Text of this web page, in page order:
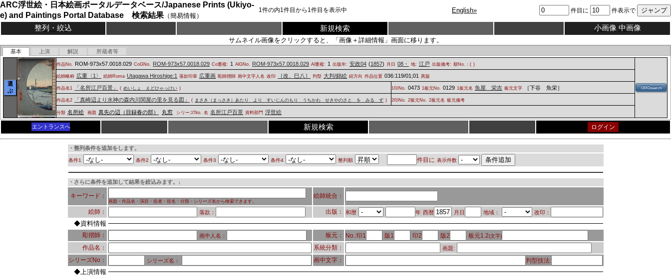
ARC浮世絵・日本絵画ポータルデータベース/Japanese Prints (Ukiyo-
e) and Paintings Portal Database 検索結果（簡易情報）
1件の内1件目から 1件目を表示中 English» 件目に 件表示で
整列・絞込 新規検索 小画像 中画像
サムネイル画像をクリックすると、「画像＋詳細情報」画面に移ります。
基本 上演 解説 所蔵者等
選
ぶ
作品No. ROM-973x57.0018.029 CoGNo. ROM-973x57.0018.029 Co重複: 1 AlGNo. ROM-973x57.0018.029 Al重複: 1 出版年: 安政04 (1857) 月日 08・ 地: 江戸 出版備考: 順No.：( )
ORGsearch
絵師略称 広重〈1〉 絵師Roma Utagawa Hiroshige:1 落款印章 広重画 彫師摺師 画中文字人名 改印 ［改、巳八］ 判型 大判/錦絵 続方向 作品位置 036:119/01;01 異版
作品名1 「名所江戸百景」 ( めいしょ えどひゃっけい ) 1印No. 0473 1板元No. 0129 1板元名 魚屋 栄吉 板元文字 ［下谷 魚栄］
作品名2 「真崎辺より水神の森内川関屋の里を見る図」 ( まさき（まっさき）あたり より すいじんのもり うちかわ せきやのさと を みる ず ) 2印No. 2板元No. 2板元名 板元備考
分類 名所絵 画題 真先の辺（目録春の部） 丸窓 シリーズNo. 名 名所江戸百景 資料部門 浮世絵
エントランスへ 新規検索 ログイン
・整列条件を追加をします。
条件1 条件2 条件3 条件4 整列順 件目に 表示件数
・さらに条件を追加して結果を絞込みます。↓
キーワード：
画題・作品名・演目・役者・役名・分類・シリーズ名から検索できます。
絵師統合：
絵師： 落款： 出版： 和暦 年 西暦 月日 地域： 改印：
◆資料情報
彫摺師： 画中人名： 板元： No.:印1 版1 印2 版2 板元1.2(文字)
作品名： 系統分類： 画題:
シリーズNo： シリーズ名： 画中文字： 判型技法:
◆上演情報